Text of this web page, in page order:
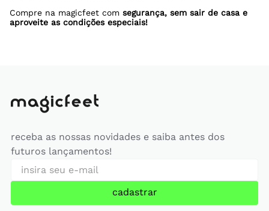
Compre na magicfeet com segurança, sem sair de casa e
aproveite as condições especiais!
receba as nossas novidades e saiba antes dos
futuros lançamentos!
cadastrar